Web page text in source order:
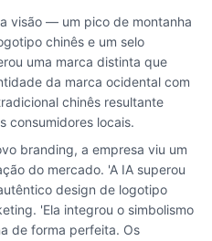
visão — um pico de montanha
chinês e um selo
uma marca distinta que
da marca ocidental com
chinês resultante
consumidores locais.
branding, a empresa viu um
do mercado. 'A IA superou
design de logotipo
'Ela integrou o simbolismo
de forma perfeita. Os